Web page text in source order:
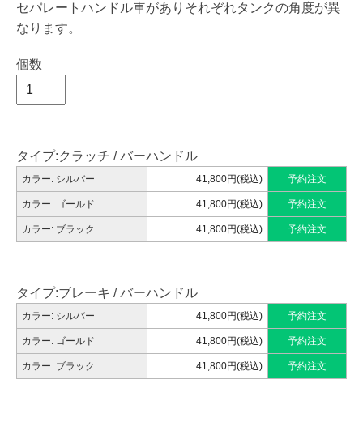
セパレートハンドル車がありそれぞれタンクの角度が異
なります。
個数
タイプ:クラッチ / バーハンドル
カラー: シルバー 41,800円(税込) 予約注文
カラー: ゴールド 41,800円(税込) 予約注文
カラー: ブラック 41,800円(税込) 予約注文
タイプ:ブレーキ / バーハンドル
カラー: シルバー 41,800円(税込) 予約注文
カラー: ゴールド 41,800円(税込) 予約注文
カラー: ブラック 41,800円(税込) 予約注文